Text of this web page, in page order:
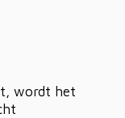
wordt het